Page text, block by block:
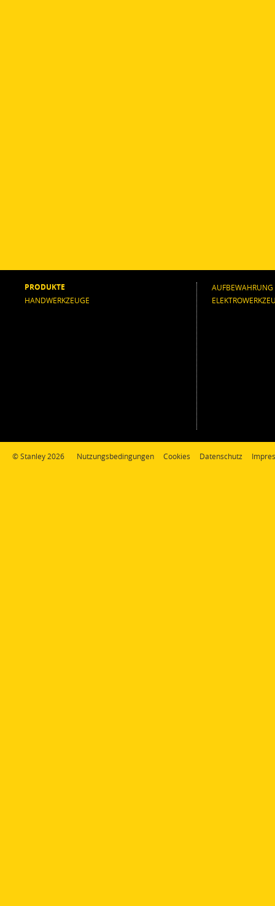
PRODUKTE
HANDWERKZEUGE
AUFBEWAHRUNG
© Stanley 2026 Nutzungsbedingungen Cookies Datenschutz